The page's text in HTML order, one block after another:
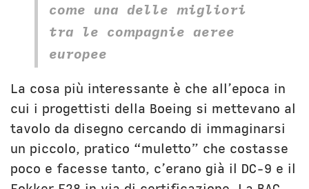
come una delle migliori
tra le compagnie aeree
europee
La cosa più interessante è che all’epoca in
cui i progettisti della Boeing si mettevano al
tavolo da disegno cercando di immaginarsi
un piccolo, pratico “muletto” che costasse
poco e facesse tanto, c’erano già il DC-9 e il